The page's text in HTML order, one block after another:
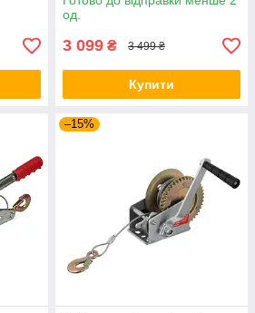
од.
3 099 ₴ 3 499 ₴
Купити
–15%